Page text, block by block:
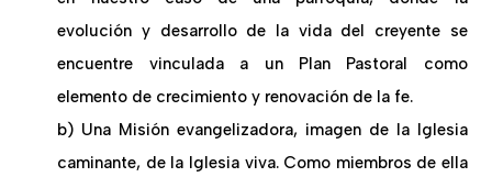
evolución y desarrollo de la vida del creyente se
encuentre vinculada a un Plan Pastoral como
elemento de crecimiento y renovación de la fe.
b) Una Misión evangelizadora, imagen de la Iglesia
caminante, de la Iglesia viva. Como miembros de ella